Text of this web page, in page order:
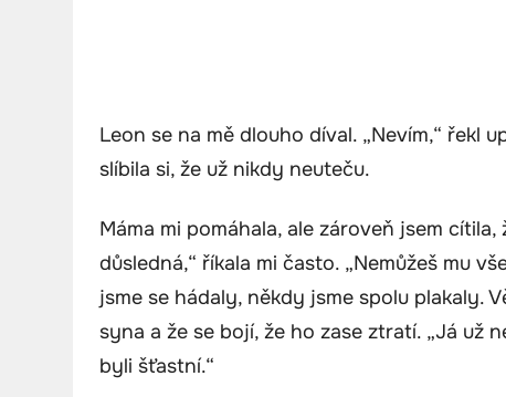
Leon se na mě dlouho díval. „Nevím,“ řekl
slíbila si, že už nikdy neuteču.
Máma mi pomáhala, ale zároveň jsem
důsledná,“ říkala mi často. „Nemůžeš mu
jsme se hádaly, někdy jsme spolu plakaly.
syna a že se bojí, že ho zase ztratí. „Já už
byli šťastní.“